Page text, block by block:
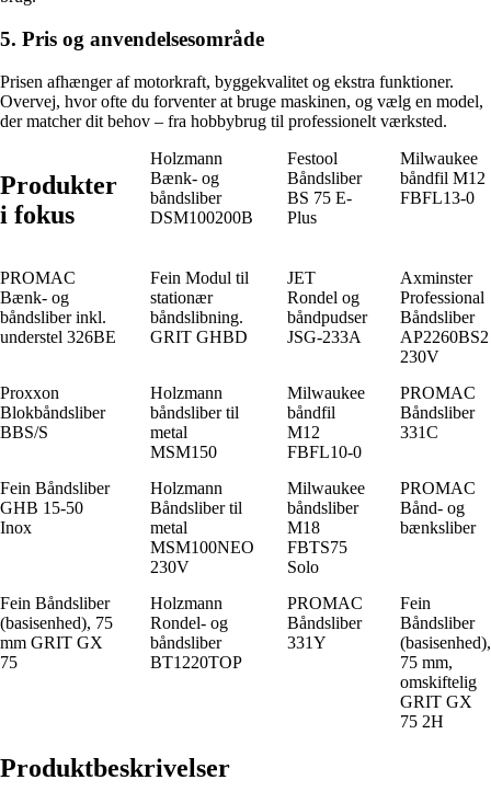
5. Pris og anvendelsesområde
Prisen afhænger af motorkraft, byggekvalitet og ekstra funktioner.
Overvej, hvor ofte du forventer at bruge maskinen, og vælg en model,
der matcher dit behov – fra hobbybrug til professionelt værksted.
Produkter
i fokus
Holzmann
Bænk- og
båndsliber
DSM100200B
Festool
Båndsliber
BS 75 E-
Plus
Milwaukee
båndfil M12
FBFL13-0
PROMAC
Bænk- og
båndsliber inkl.
understel 326BE
Fein Modul til
stationær
båndslibning.
GRIT GHBD
JET
Rondel og
båndpudser
JSG-233A
Axminster
Professional
Båndsliber
AP2260BS2
230V
Proxxon
Blokbåndsliber
BBS/S
Holzmann
båndsliber til
metal
MSM150
Milwaukee
båndfil
M12
FBFL10-0
PROMAC
Båndsliber
331C
Fein Båndsliber
GHB 15-50
Inox
Holzmann
Båndsliber til
metal
MSM100NEO
230V
Milwaukee
båndsliber
M18
FBTS75
Solo
PROMAC
Bånd- og
bænksliber
Fein Båndsliber
(basisenhed), 75
mm GRIT GX
75
Holzmann
Rondel- og
båndsliber
BT1220TOP
PROMAC
Båndsliber
331Y
Fein
Båndsliber
(basisenhed),
75 mm,
omskiftelig
GRIT GX
75 2H
Produktbeskrivelser